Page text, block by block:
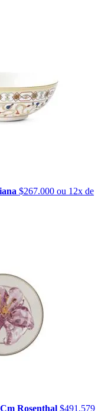
$267.000 ou 12x de
Rosenthal $491.579